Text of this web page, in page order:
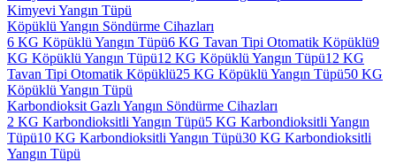
Kimyevi Yangın Tüpü
Köpüklü Yangın Söndürme Cihazları
6 KG Köpüklü Yangın Tüpü6 KG Tavan Tipi Otomatik Köpüklü9
KG Köpüklü Yangın Tüpü12 KG Köpüklü Yangın Tüpü12 KG
Tavan Tipi Otomatik Köpüklü25 KG Köpüklü Yangın Tüpü50 KG
Köpüklü Yangın Tüpü
Karbondioksit Gazlı Yangın Söndürme Cihazları
2 KG Karbondioksitli Yangın Tüpü5 KG Karbondioksitli Yangın
Tüpü10 KG Karbondioksitli Yangın Tüpü30 KG Karbondioksitli
Yangın Tüpü